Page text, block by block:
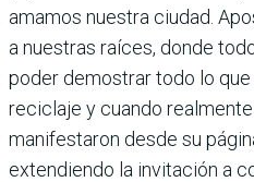
ama­mos nuestra ciudad.
a nuestras raíces, donde
poder demostrar todo lo que
reciclaje y cuando realmente
manifestaron desde su
extendiendo la invitación a